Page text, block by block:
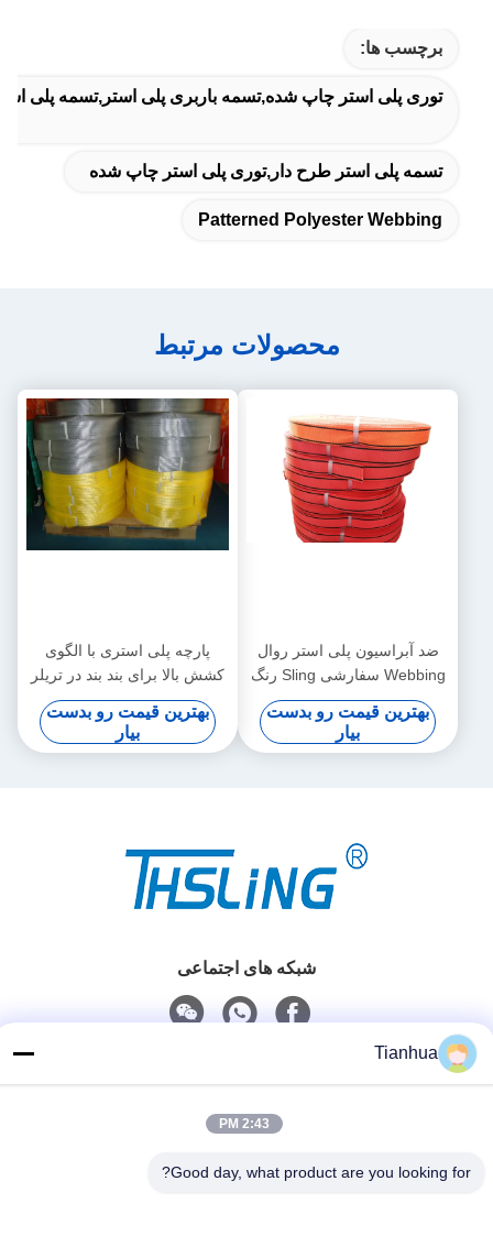
برچسب ها:
توری پلی استر چاپ شده,تسمه باربری پلی استر,تسمه پلی
تسمه پلی استر طرح دار,توری پلی استر چاپ شده
Patterned Polyester Webbing
محصولات مرتبط
ضد آبراسیون پلی استر روال
Webbing سفارشی Sling رنگ
ضریب ایمنی بالا
بهترین قیمت رو بدست
بیار
پارچه پلی استری با الگوی
کشش بالا برای بند بند در تریلر
بهترین قیمت رو بدست
بیار
شبکه های اجتماعی
ایمیل
Tianhua
2:43 PM
Good day, what product are you looking for?